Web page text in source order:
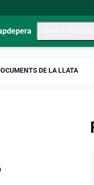
DE LA LLATA